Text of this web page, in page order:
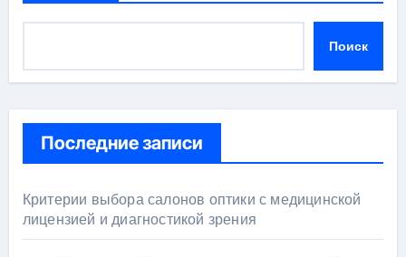
Поиск
Последние записи
Критерии выбора салонов оптики с медицинской
лицензией и диагностикой зрения